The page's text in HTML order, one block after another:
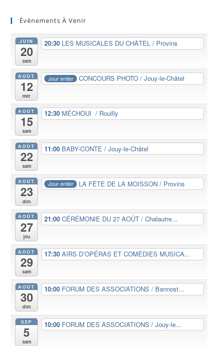
Évènements À Venir
JUIN
20
sam
20:30 LES MUSICALES DU CHÂTEL / Provins
AOÛT
12
mer
Jour entier CONCOURS PHOTO / Jouy-le-Châtel
AOÛT
15
sam
12:30 MÉCHOUI / Rouilly
AOÛT
22
sam
11:00 BABY-CONTE / Jouy-le-Châtel
AOÛT
23
dim
Jour entier LA FÊTE DE LA MOISSON / Provins
AOÛT
27
jeu
21:00 CÉRÉMONIE DU 27 AOÛT / Chalautre...
AOÛT
29
sam
17:30 AIRS D’OPÉRAS ET COMÉDIES MUSICA...
AOÛT
30
dim
10:00 FORUM DES ASSOCIATIONS / Bannost...
SEP
5
sam
10:00 FORUM DES ASSOCIATIONS / Jouy-le...